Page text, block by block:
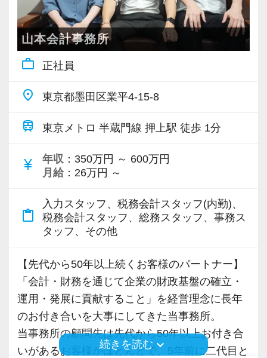
山本会計事務所
work_outline 正社員
place 東京都墨田区業平4-15-8
train 東京メトロ 半蔵門線 押上駅 徒歩 1分
currency_yen 年収 ：350万円 ～ 600万円
月給 ：26万円 ～
content_paste
入力スタッフ、税務会計スタッフ(内勤)、
税務会計スタッフ、総務スタッフ、事務ス
タッフ、その他
【先代から50年以上続くお客様のパートナー】
「会計・財務を通じて企業の財政基盤の確立・
運用・発展に貢献すること」を経営理念に長年
のお付き合いを大事にしてきた当事務所。
当事務所の顧問先は先代から50年以上お付き合
いがあるお客様がほとんどで、5年前に二代目と
続きを読むkeyboard_arrow_down